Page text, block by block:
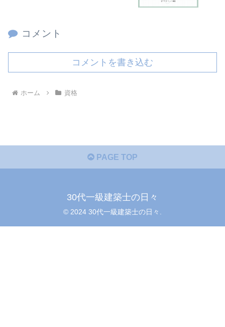
コメント
コメントを書き込む
ホーム 資格
PAGE TOP
30代一級建築士の日々
© 2024 30代一級建築士の日々.